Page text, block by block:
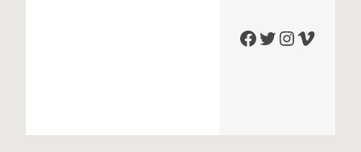
Facebook Twitter InstagramVimeo